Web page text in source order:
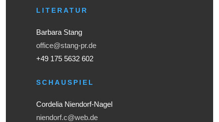
LITERATUR
Barbara Stang
office@stang-pr.de
+49 175 5632 602
SCHAUSPIEL
Cordelia Niendorf-Nagel
niendorf.c@web.de